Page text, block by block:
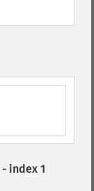
- index 1